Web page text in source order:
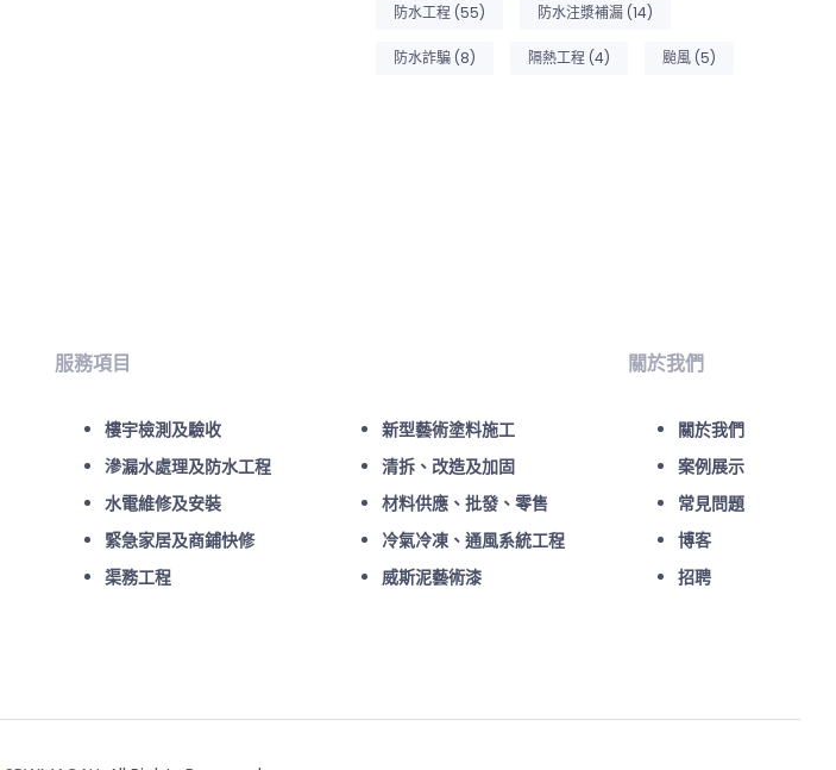
防水工程 (55) 防水注漿補漏 (14)
防水詐騙 (8) 隔熱工程 (4) 颱風 (5)
服務項目
樓宇檢測及驗收
滲漏水處理及防水工程
水電維修及安裝
緊急家居及商鋪快修
渠務工程
新型藝術塗料施工
清拆、改造及加固
材料供應、批發、零售
冷氣冷凍、通風系統工程
威斯泥藝術漆
關於我們
關於我們
案例展示
常見問題
博客
招聘